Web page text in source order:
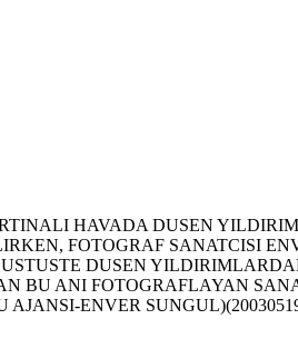
HAVADA DUSEN
FOTOGRAF SANATCISI
DUSEN
BU ANI FOTOGRAFLAYAN
ENVER